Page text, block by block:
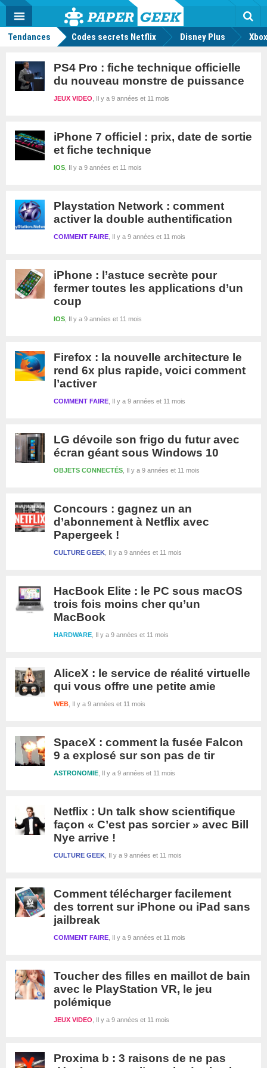
Actu
geek
MENU
Tendances Codes secrets Netflix Disney Plus
PS4 Pro : fiche technique officielle
du nouveau monstre de puissance
Il y a 9 années et 11 mois
JEUX VIDEO
iPhone 7 officiel : prix, date de sortie
et fiche technique
Il y a 9 années et 11 mois
IOS
Playstation Network : comment
activer la double authentification
Il y a 9 années et 11 mois
COMMENT FAIRE
iPhone : l’astuce secrète pour
fermer toutes les applications d’un
coup
Il y a 9 années et 11 mois
IOS
Firefox : la nouvelle architecture le
rend 6x plus rapide, voici comment
l’activer
Il y a 9 années et 11 mois
COMMENT FAIRE
LG dévoile son frigo du futur avec
écran géant sous Windows 10
Il y a 9 années et 11 mois
OBJETS CONNECTÉS
Concours : gagnez un an
d’abonnement à Netflix avec
Papergeek !
Il y a 9 années et 11 mois
CULTURE GEEK
HacBook Elite : le PC sous macOS
trois fois moins cher qu’un
MacBook
Il y a 9 années et 11 mois
HARDWARE
AliceX : le service de réalité virtuelle
qui vous offre une petite amie
Il y a 9 années et 11 mois
WEB
SpaceX : comment la fusée Falcon
9 a explosé sur son pas de tir
Il y a 9 années et 11 mois
ASTRONOMIE
Netflix : Un talk show scientifique
façon « C’est pas sorcier » avec Bill
Nye arrive !
Il y a 9 années et 11 mois
CULTURE GEEK
Comment télécharger facilement
des torrent sur iPhone ou iPad sans
jailbreak
Il y a 9 années et 11 mois
COMMENT FAIRE
Toucher des filles en maillot de bain
avec le PlayStation VR, le jeu
polémique
Il y a 9 années et 11 mois
JEUX VIDEO
Proxima b : 3 raisons de ne pas
Mode
FacebookTwitter Youtube